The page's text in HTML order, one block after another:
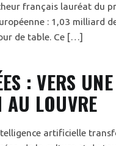
français lauréat du
: 1,03 milliard
de table. Ce […]
: VERS
AU LOUVRE
artificielle